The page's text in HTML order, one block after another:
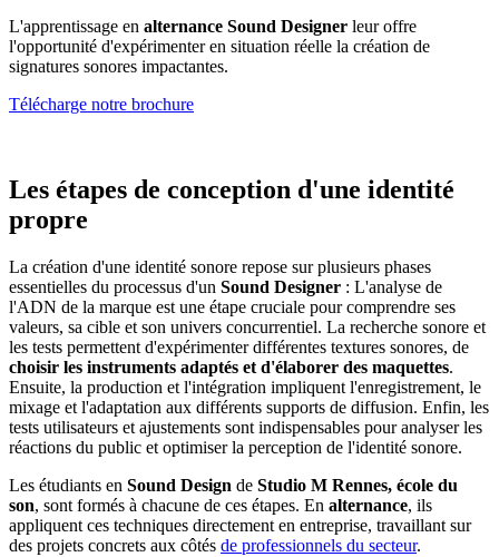
L'apprentissage en alternance Sound Designer leur offre
l'opportunité d'expérimenter en situation réelle la création de
signatures sonores impactantes.
Télécharge notre brochure
Les étapes de conception d'une identité
propre
La création d'une identité sonore repose sur plusieurs phases
essentielles du processus d'un Sound Designer : L'analyse de
l'ADN de la marque est une étape cruciale pour comprendre ses
valeurs, sa cible et son univers concurrentiel. La recherche sonore et
les tests permettent d'expérimenter différentes textures sonores, de
choisir les instruments adaptés et d'élaborer des maquettes.
Ensuite, la production et l'intégration impliquent l'enregistrement, le
mixage et l'adaptation aux différents supports de diffusion. Enfin, les
tests utilisateurs et ajustements sont indispensables pour analyser les
réactions du public et optimiser la perception de l'identité sonore.
Les étudiants en Sound Design de Studio M Rennes, école du
son, sont formés à chacune de ces étapes. En alternance, ils
appliquent ces techniques directement en entreprise, travaillant sur
des projets concrets aux côtés de professionnels du secteur.